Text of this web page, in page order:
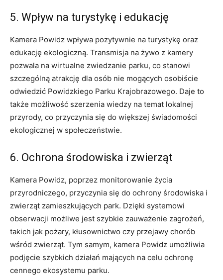
5. Wpływ na turystykę i edukację
Kamera Powidz wpływa pozytywnie na turystykę oraz
edukację ekologiczną. Transmisja na żywo z kamery
pozwala na wirtualne zwiedzanie parku, co stanowi
szczególną atrakcję dla osób nie mogących osobiście
odwiedzić Powidzkiego Parku Krajobrazowego. Daje to
także możliwość szerzenia wiedzy na temat lokalnej
przyrody, co przyczynia się do większej świadomości
ekologicznej w społeczeństwie.
6. Ochrona środowiska i zwierząt
Kamera Powidz, poprzez monitorowanie życia
przyrodniczego, przyczynia się do ochrony środowiska i
zwierząt zamieszkujących park. Dzięki systemowi
obserwacji możliwe jest szybkie zauważenie zagrożeń,
takich jak pożary, kłusownictwo czy przejawy chorób
wśród zwierząt. Tym samym, kamera Powidz umożliwia
podjęcie szybkich działań mających na celu ochronę
cennego ekosystemu parku.